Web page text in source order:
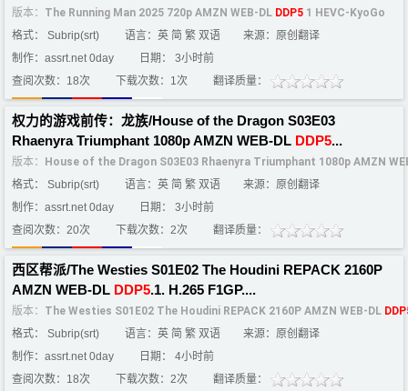
版本： The Running Man 2025 720p AMZN WEB-DL DDP5 1 HEVC-KyoGo
格式： Subrip(srt)
语言：英 简 繁 双语
来源：原创翻译
制作：assrt.net 0day
日期： 3小时前
查阅次数：18次
下载次数：1次 翻译质量：
权力的游戏前传：龙族/House of the Dragon S03E03
Rhaenyra Triumphant 1080p AMZN WEB-DL DDP5...
版本：
House of the Dragon S03E03 Rhaenyra Triumphant 1080p AMZN
格式： Subrip(srt)
语言：英 简 繁 双语
来源：原创翻译
制作：assrt.net 0day
日期： 3小时前
查阅次数：20次
下载次数：2次 翻译质量：
西区帮派/The Westies S01E02 The Houdini REPACK 2160P
AMZN WEB-DL DDP5.1. H.265 F1GP....
版本： The Westies S01E02 The Houdini REPACK 2160P AMZN WEB-DL
格式： Subrip(srt)
语言：英 简 繁 双语
来源：原创翻译
制作：assrt.net 0day
日期： 4小时前
查阅次数：18次
下载次数：2次 翻译质量：